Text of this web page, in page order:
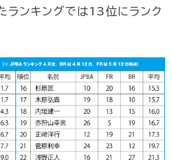
ランキングでは13位にランク